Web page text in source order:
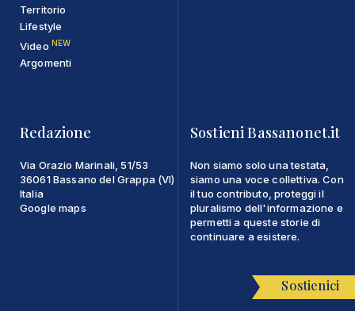
Territorio
Lifestyle
Video NEW
Argomenti
Redazione
Via Orazio Marinali, 51/53
36061 Bassano del Grappa (VI)
Italia
Google maps
Sostieni Bassanonet.it
Non siamo solo una testata,
siamo una voce collettiva. Con
il tuo contributo, proteggi il
pluralismo dell'informazione e
permetti a queste storie di
continuare a esistere.
Sostienici